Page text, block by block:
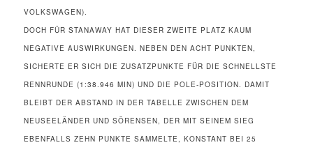
VOLKSWAGEN).
DOCH FÜR STANAWAY HAT DIESER ZWEITE PLATZ KAUM
NEGATIVE AUSWIRKUNGEN. NEBEN DEN ACHT PUNKTEN,
SICHERTE ER SICH DIE ZUSATZPUNKTE FÜR DIE SCHNELLSTE
RENNRUNDE (1:38.946 MIN) UND DIE POLE-POSITION. DAMIT
BLEIBT DER ABSTAND IN DER TABELLE ZWISCHEN DEM
NEUSEELÄNDER UND SÖRENSEN, DER MIT SEINEM SIEG
EBENFALLS ZEHN PUNKTE SAMMELTE, KONSTANT BEI 25